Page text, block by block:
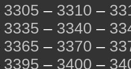
3305 – 3310 –
3335 – 3340 –
3365 – 3370 –
3395 – 3400 –